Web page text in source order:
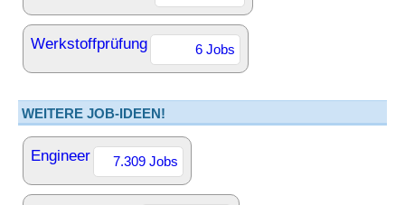
Werkstoffprüfung 6 Jobs
WEITERE JOB-IDEEN!
Engineer 7.309 Jobs